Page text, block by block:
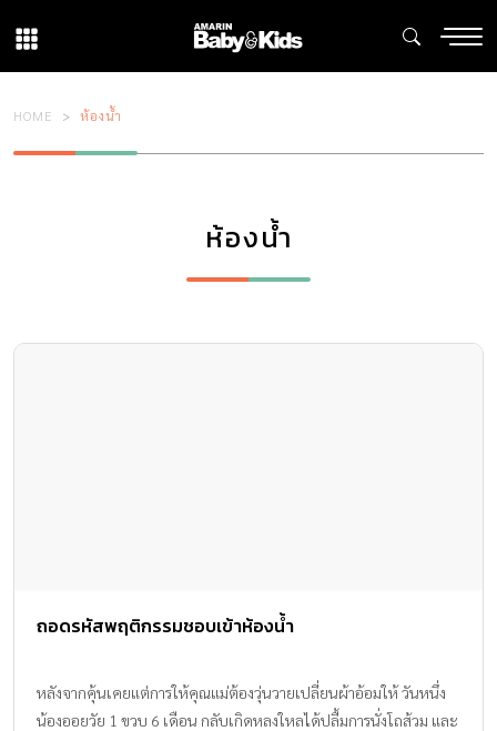
HOME ห้องน้ำ
ห้องน้ำ
ถอดรหัสพฤติกรรมชอบเข้าห้องน้ำ
หลังจากคุ้นเคยแต่การให้คุณแม่ต้องวุ่นวายเปลี่ยนผ้าอ้อมให้ วันหนึ่ง
น้องออยวัย 1 ขวบ 6 เดือน กลับเกิดหลงใหลได้ปลื้มการนั่งโถส้วม และ